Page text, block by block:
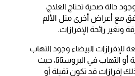
حالة صحية تحتاج العلاج،
مع أعراض أخرى مثل الألم
وتغير رائحة الإفرازات.
للإفرازات البيضاء وجود التهاب
أو التهاب في البروستاتا، حيث
إفرازات قد تكون ثقيلة أو